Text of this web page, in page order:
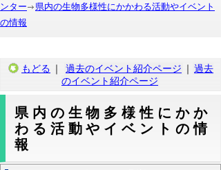
ンター
県内の生物多様性にかかわる活動やイベント
の情報
もどる ｜ 過去のイベント紹介ページ ｜ 過去
のイベント紹介ページ
県内の生物多様性にかか
わる活動やイベントの情
報